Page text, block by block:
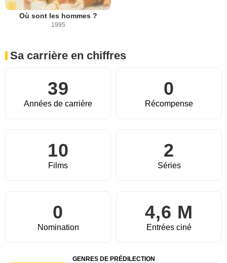
Où sont les hommes ?
1995
Sa carrière en chiffres
39
Années de carrière
0
Récompense
10
Films
2
Séries
0
Nomination
4,6 M
Entrées ciné
GENRES DE PRÉDILECTION